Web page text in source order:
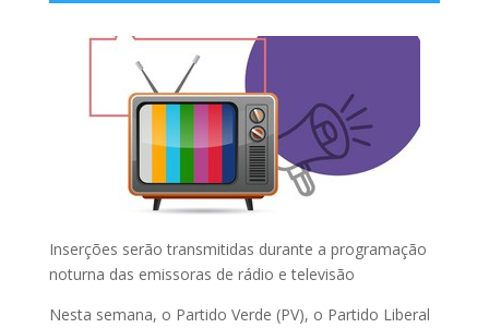
Inserções serão transmitidas durante a programação
noturna das emissoras de rádio e televisão
Nesta semana, o Partido Verde (PV), o Partido Liberal